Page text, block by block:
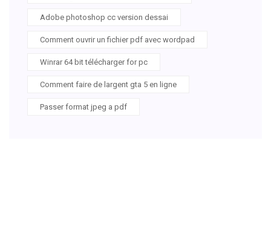
Adobe photoshop cc version dessai
Comment ouvrir un fichier pdf avec wordpad
Winrar 64 bit télécharger for pc
Comment faire de largent gta 5 en ligne
Passer format jpeg a pdf